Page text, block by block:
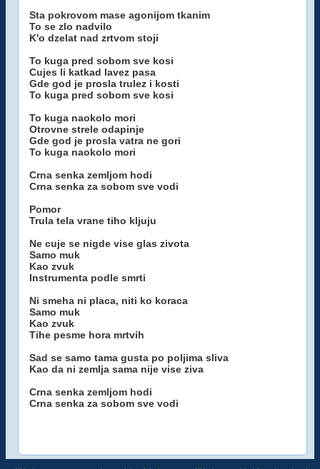
Sta pokrovom mase agonijom tkanim
To se zlo nadvilo
K'o dzelat nad zrtvom stoji
To kuga pred sobom sve kosi
Cujes li katkad lavez pasa
Gde god je prosla trulez i kosti
To kuga pred sobom sve kosi
To kuga naokolo mori
Otrovne strele odapinje
Gde god je prosla vatra ne gori
To kuga naokolo mori
Crna senka zemljom hodi
Crna senka za sobom sve vodi
Pomor
Trula tela vrane tiho kljuju
Ne cuje se nigde vise glas zivota
Samo muk
Kao zvuk
Instrumenta podle smrti
Ni smeha ni placa, niti ko koraca
Samo muk
Kao zvuk
Tihe pesme hora mrtvih
Sad se samo tama gusta po poljima sliva
Kao da ni zemlja sama nije vise ziva
Crna senka zemljom hodi
Crna senka za sobom sve vodi